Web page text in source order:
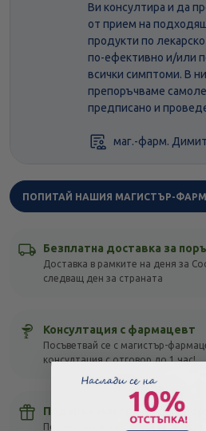
Ви консултира и да
от прием на
продукти по
по-ефективно и/или
всички симптоми. В
препоръчваме
предписано и
маг.-фарм.
ПОПИТАЙ НАШИЯ МАГИСТЪР-
Безплатна доставка за
Доставка в рамките на деня за
следващ ден за страната
Консултация с фармацевт
Посъветвай се с магистър-
консултация с отговор до 1 час!
Подарък мостра с всяка
Получи подарък с всяка своя